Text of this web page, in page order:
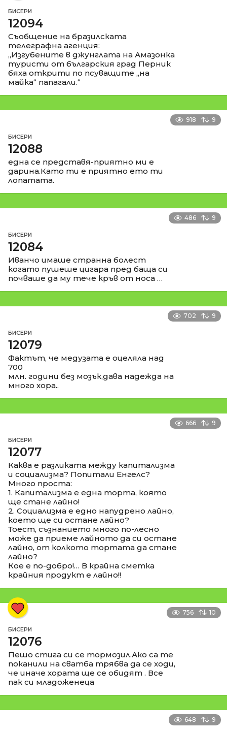
БИСЕРИ
12094
Съобщение на бразилската
телеграфна агенция:
„Изгубените в джунглата на Амазонка
туристи от българския град Перник
бяха открити по псуващите „на
майка“ папагали.“
918 9
БИСЕРИ
12088
една се представя-приятно ми е
дарина.Като ти е приятно ето ти
лопатата.
486 9
БИСЕРИ
12084
Иванчо имаше странна болест
когато пушеше цигара пред баща си
почваше да му тече кръв от носа …
702 9
БИСЕРИ
12079
Фактът, че медузата е оцеляла над
700
млн. години без мозък,дава надежда на
много хора..
666 9
БИСЕРИ
12077
Каква е разликата между капитализма
и социализма? Попитали Енгелс?
Много проста:
1. Капитализма е една торта, която
ще стане лайно!
2. Социализма е едно напудрено лайно,
което ще си остане лайно?
Тоест, съзнанието много по-лесно
може да приеме лайното да си остане
лайно, от колкото тортата да стане
лайно?
Кое е по-добро!… В крайна сметка
крайния продукт е лайно!!
756 10
БИСЕРИ
12076
Пешо стига си се тормозил.Ако са те
поканили на сватба трябва да се ходи,
че иначе хората ще се обидят . Все
пак си младоженеца
648 9